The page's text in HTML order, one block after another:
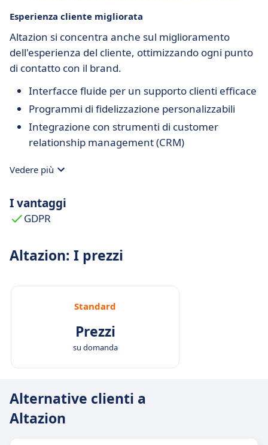
Esperienza cliente migliorata
Altazion si concentra anche sul miglioramento
dell'esperienza del cliente, ottimizzando ogni punto
di contatto con il brand.
Interfacce fluide per un supporto clienti efficace
Programmi di fidelizzazione personalizzabili
Integrazione con strumenti di customer
relationship management (CRM)
Vedere più
I vantaggi
GDPR
Altazion: I prezzi
Standard
Prezzi
su domanda
Alternative clienti a
Altazion